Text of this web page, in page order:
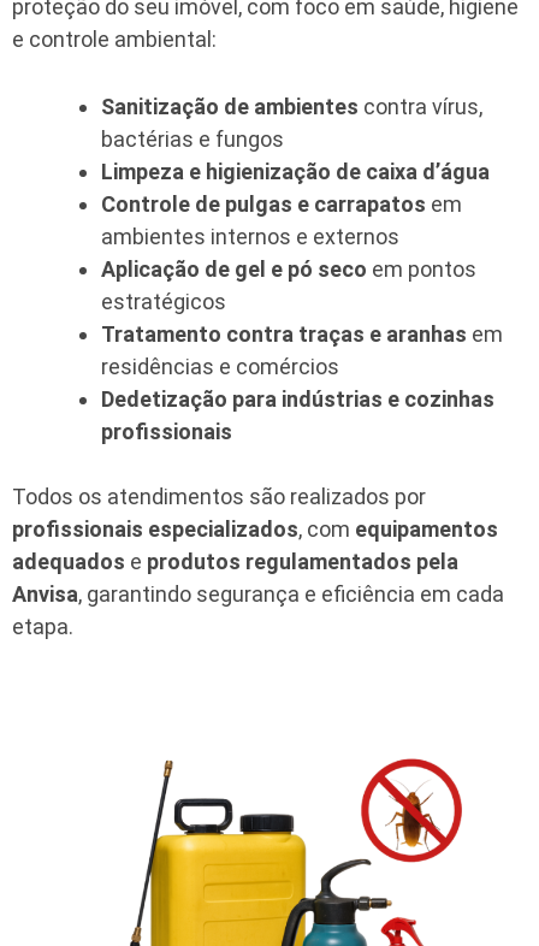
proteção do seu imóvel, com foco em saúde, higiene
e controle ambiental:
Sanitização de ambientes contra vírus,
bactérias e fungos
Limpeza e higienização de caixa d’água
Controle de pulgas e carrapatos em
ambientes internos e externos
Aplicação de gel e pó seco em pontos
estratégicos
Tratamento contra traças e aranhas em
residências e comércios
Dedetização para indústrias e cozinhas
profissionais
Todos os atendimentos são realizados por
profissionais especializados, com equipamentos
adequados e produtos regulamentados pela
Anvisa, garantindo segurança e eficiência em cada
etapa.